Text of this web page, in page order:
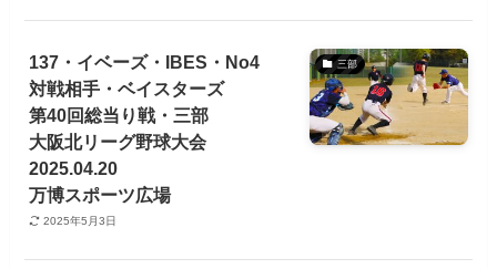
三部
137・イベーズ・IBES・No4
対戦相手・ベイスターズ
第40回総当り戦・三部
大阪北リーグ野球大会
2025.04.20
万博スポーツ広場
2025年5月3日